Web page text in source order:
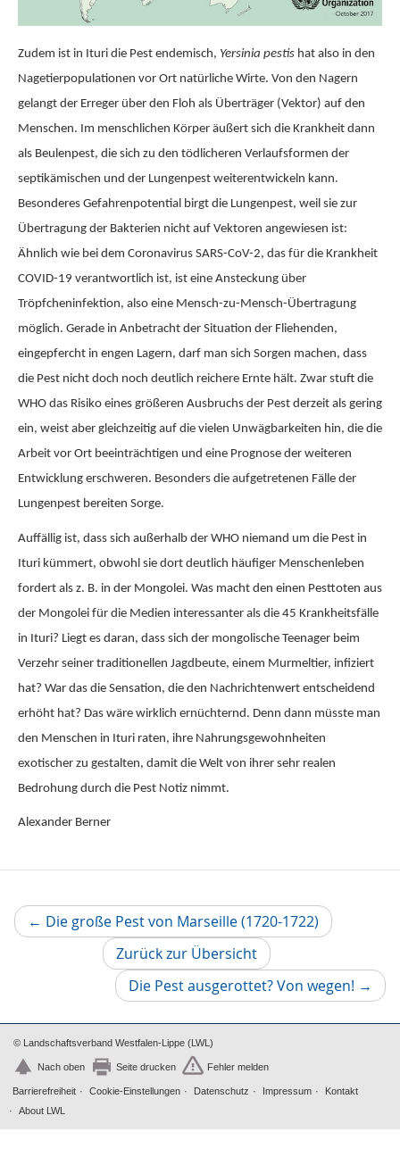
Zudem ist in Ituri die Pest endemisch, Yersinia pestis hat also in den
Nagetierpopulationen vor Ort natürliche Wirte. Von den Nagern
gelangt der Erreger über den Floh als Überträger (Vektor) auf den
Menschen. Im menschlichen Körper äußert sich die Krankheit dann
als Beulenpest, die sich zu den tödlicheren Verlaufsformen der
septikämischen und der Lungenpest weiterentwickeln kann.
Besonderes Gefahrenpotential birgt die Lungenpest, weil sie zur
Übertragung der Bakterien nicht auf Vektoren angewiesen ist:
Ähnlich wie bei dem Coronavirus SARS-CoV-2, das für die Krankheit
COVID-19 verantwortlich ist, ist eine Ansteckung über
Tröpfcheninfektion, also eine Mensch-zu-Mensch-Übertragung
möglich. Gerade in Anbetracht der Situation der Fliehenden,
eingepfercht in engen Lagern, darf man sich Sorgen machen, dass
die Pest nicht doch noch deutlich reichere Ernte hält. Zwar stuft die
WHO das Risiko eines größeren Ausbruchs der Pest derzeit als gering
ein, weist aber gleichzeitig auf die vielen Unwägbarkeiten hin, die die
Arbeit vor Ort beeinträchtigen und eine Prognose der weiteren
Entwicklung erschweren. Besonders die aufgetretenen Fälle der
Lungenpest bereiten Sorge.
Auffällig ist, dass sich außerhalb der WHO niemand um die Pest in
Ituri kümmert, obwohl sie dort deutlich häufiger Menschenleben
fordert als z. B. in der Mongolei. Was macht den einen Pesttoten aus
der Mongolei für die Medien interessanter als die 45 Krankheitsfälle
in Ituri? Liegt es daran, dass sich der mongolische Teenager beim
Verzehr seiner traditionellen Jagdbeute, einem Murmeltier, infiziert
hat? War das die Sensation, die den Nachrichtenwert entscheidend
erhöht hat? Das wäre wirklich ernüchternd. Denn dann müsste man
den Menschen in Ituri raten, ihre Nahrungsgewohnheiten
exotischer zu gestalten, damit die Welt von ihrer sehr realen
Bedrohung durch die Pest Notiz nimmt.
Alexander Berner
← Die große Pest von Marseille (1720-1722) Vorheriger
Artikel
Zurück zur Übersicht
Die Pest ausgerottet? Von wegen!
Artikel
→
© Landschaftsverband Westfalen-Lippe (LWL)
Nach oben Seite drucken Fehler melden
Barrierefreiheit Cookie-Einstellungen Datenschutz Impressum
Kontakt
About LWL